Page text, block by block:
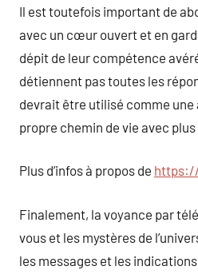
Il est toutefois important de
avec un cœur ouvert et en
dépit de leur compétence
détiennent pas toutes les
devrait être utilisé comme
propre chemin de vie avec
Plus d’infos à propos de
Finalement, la voyance par
vous et les mystères de
les messages et les